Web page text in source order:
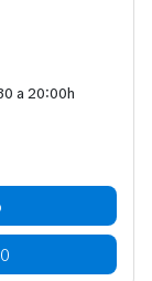
a 20:00h